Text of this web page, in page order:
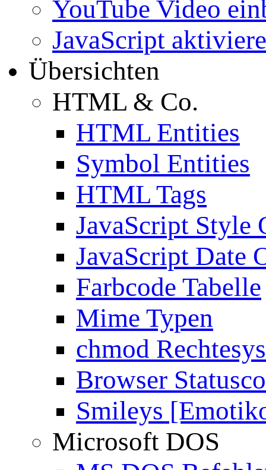
YouTube Video
JavaScript
Übersichten
HTML & Co.
HTML Entities
Symbol Entities
HTML Tags
JavaScript Style
JavaScript Date
Farbcode Tabelle
Mime Typen
chmod
Browser
Smileys
Microsoft DOS